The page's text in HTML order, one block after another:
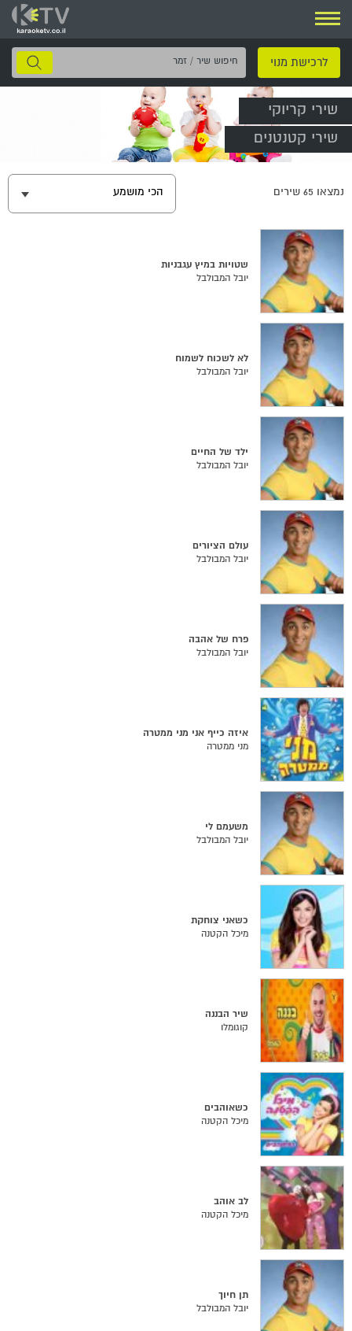
ניווט
לרכישת מנוי
חיפוש
שיר
שירי קריוקי
שירי קטנטנים
נמצאו 65 שירים הכי מושמע
שטויות במיץ עגבניות
יובל המבולבל
לא לשכוח לשמוח
יובל המבולבל
ילד של החיים
יובל המבולבל
עולם הציורים
יובל המבולבל
פרח של אהבה
יובל המבולבל
איזה כייף אני מני ממטרה
מני ממטרה
משעמם לי
יובל המבולבל
כשאני צוחקת
מיכל הקטנה
שיר הבננה
קוגומלו
כשאוהבים
מיכל הקטנה
לב אוהב
מיכל הקטנה
תן חיוך
יובל המבולבל